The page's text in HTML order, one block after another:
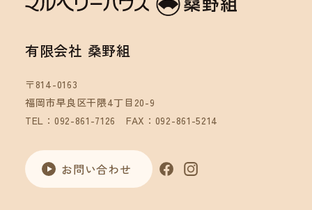
有限会社 桑野組
〒814-0163
福岡市早良区干隈4丁目20-9
TEL：092-861-7126
FAX：092-861-5214
お問い合わせ